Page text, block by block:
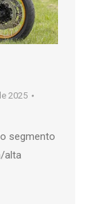
2025
segmento
alta